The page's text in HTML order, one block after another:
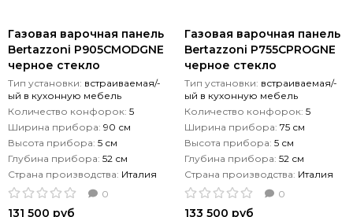
Газовая варочная панель
Bertazzoni P905СMODGNE
черное стекло
Тип установки: встраиваемая/-
ый в кухонную мебель
Количество конфорок: 5
Ширина прибора: 90 см
Высота прибора: 5 см
Глубина прибора: 52 см
Страна производства: Италия
0
131 500 руб
Газовая варочная панель
Bertazzoni P755СPROGNE
черное стекло
Тип установки: встраиваемая/-
ый в кухонную мебель
Количество конфорок: 5
Ширина прибора: 75 см
Высота прибора: 5 см
Глубина прибора: 52 см
Страна производства: Италия
0
133 500 руб